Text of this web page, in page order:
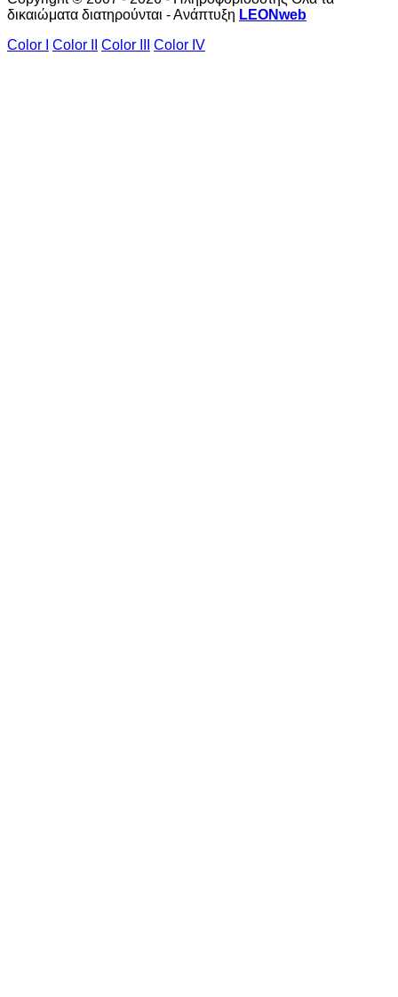
δικαιώματα διατηρούνται - Ανάπτυξη LEONweb
Color I
Color II Color III Color IV